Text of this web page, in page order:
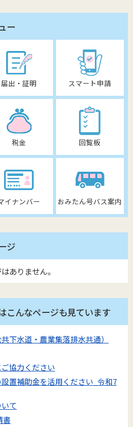
ー
届出・証明 スマート申請
税金 回覧板
イナンバー おみたん号バス案内
ジ
ありません。
こんなページも見ています
下水道・農業集落排水共通）
協力ください
設置補助金を活用ください_令和7
て
書